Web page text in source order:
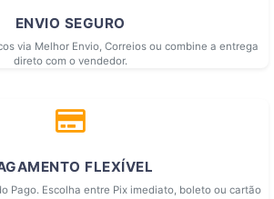
ENVIO SEGURO
via Melhor Envio, Correios ou combine a entrega
direto com o vendedor.
FLEXÍVEL
Pago. Escolha entre Pix imediato, boleto ou cartão